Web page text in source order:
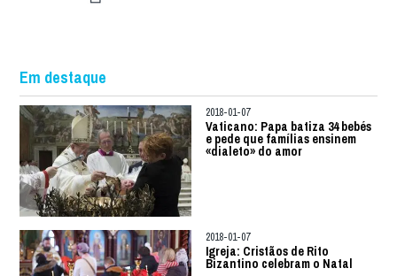
Em destaque
2018-01-07
Vaticano: Papa batiza 34 bebés
e pede que famílias ensinem
«dialeto» do amor
2018-01-07
Igreja: Cristãos de Rito
Bizantino celebram o Natal